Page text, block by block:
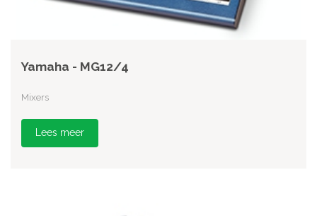
Yamaha - MG12/4
Mixers
Lees meer